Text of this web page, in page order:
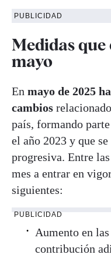
PUBLICIDAD
Medidas
mayo
En mayo de 2025
cambios
país, formando
el año 2023 y que
progresiva. Entre las
mes a entrar en
siguientes:
PUBLICIDAD
Aumento en
contribución